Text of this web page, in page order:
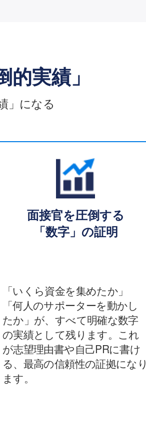
的実績」
」になる
面接官を圧倒する
「数字」の証明
「いくら資金を集めたか」
「何人のサポーターを動かし
たか」が、すべて明確な数字
の実績として残ります。これ
が志望理由書や自己PRに書け
る、最高の信頼性の証拠になり
ます。